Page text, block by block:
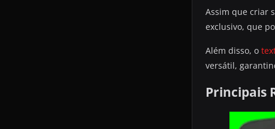
Assim que criar
exclusivo, que
Além disso, o
versátil,
Principais